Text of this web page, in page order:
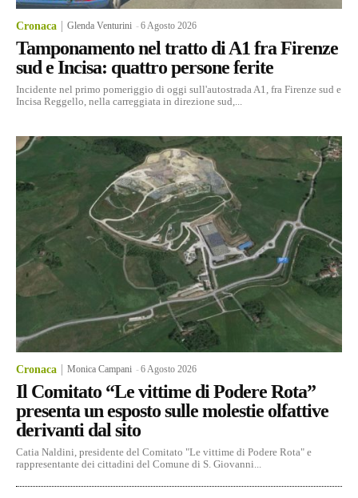
Cronaca Glenda Venturini -6 Agosto 2026
Tamponamento nel tratto di A1 fra Firenze
sud e Incisa: quattro persone ferite
Incidente nel primo pomeriggio di oggi sull'autostrada A1, fra Firenze sud e
Incisa Reggello, nella carreggiata in direzione sud,...
Cronaca Monica Campani -6 Agosto 2026
Il Comitato “Le vittime di Podere Rota”
presenta un esposto sulle molestie olfattive
derivanti dal sito
Catia Naldini, presidente del Comitato "Le vittime di Podere Rota" e
rappresentante dei cittadini del Comune di S. Giovanni...